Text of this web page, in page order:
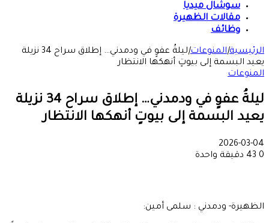
سوشال ميديا
مقالات الظهيرة
وظائف
الرئيسية|المنوعات|
ليلةُ عفوٍ في ودمدني… إطلاق سراح 34 نزيلة
يعيد البسمة إلى بيوتٍ أنهكها الانتظار
المنوعات
ليلةُ عفوٍ في ودمدني… إطلاق سراح 34 نزيلة
يعيد البسمة إلى بيوتٍ أنهكها الانتظار
2026-03-04
0
دقيقة واحدة
الظهيرة- ودمدني : سلمى أمين: